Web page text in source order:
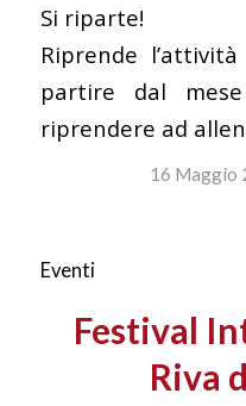
Si riparte!
Riprende
partire dal
riprendere ad
16 Maggio
Eventi
Festival
Riva